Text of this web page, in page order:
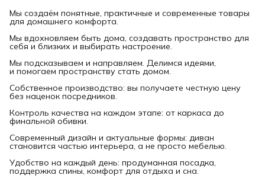
Мы создаём понятные, практичные и современные товары
для домашнего комфорта.
Мы вдохновляем быть дома, создавать пространство для
себя и близких и выбирать настроение.
Мы подсказываем и направляем. Делимся идеями,
и помогаем пространству стать домом.
Собственное производство: вы получаете честную цену
без наценок посредников.
Контроль качества на каждом этапе: от каркаса до
финальной обивки.
Современный дизайн и актуальные формы: диван
становится частью интерьера, а не просто мебелью.
Удобство на каждый день: продуманная посадка,
поддержка спины, комфорт для отдыха и сна.